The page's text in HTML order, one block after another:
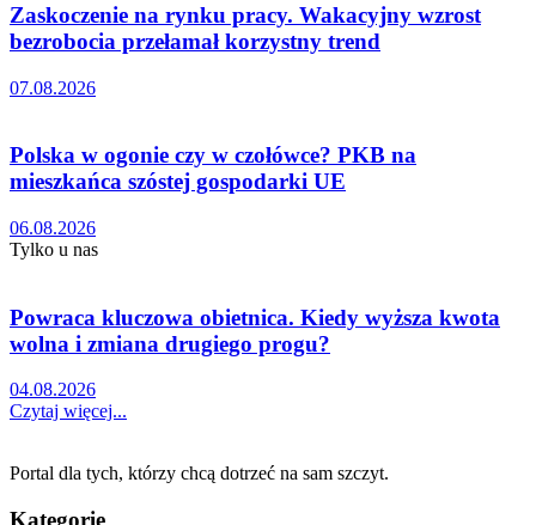
Zaskoczenie na rynku pracy. Wakacyjny wzrost
bezrobocia przełamał korzystny trend
07.08.2026
Polska w ogonie czy w czołówce? PKB na
mieszkańca szóstej gospodarki UE
06.08.2026
Tylko u nas
Powraca kluczowa obietnica. Kiedy wyższa kwota
wolna i zmiana drugiego progu?
04.08.2026
Czytaj więcej...
Portal dla tych, którzy chcą dotrzeć na sam szczyt.
Kategorie